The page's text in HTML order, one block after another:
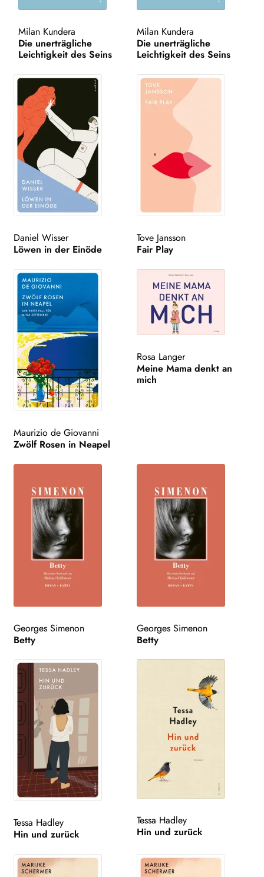
Milan Kundera
Die unerträgliche
Leichtigkeit des Seins
Milan Kundera
Die unerträgliche
Leichtigkeit des Seins
Daniel Wisser
Löwen in der Einöde
Tove Jansson
Fair Play
Maurizio de Giovanni
Zwölf Rosen in Neapel
Rosa Langer
Meine Mama denkt an
mich
Georges Simenon
Betty
Georges Simenon
Betty
Tessa Hadley
Hin und zurück
Tessa Hadley
Hin und zurück